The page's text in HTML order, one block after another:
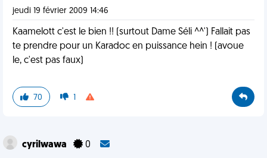
jeudi 19 février 2009 14:46
Kaamelott c'est le bien !! (surtout Dame Séli ^^') Fallait pas
te prendre pour un Karadoc en puissance hein ! (avoue
le, c'est pas faux)
70 1
cyrilwawa 0